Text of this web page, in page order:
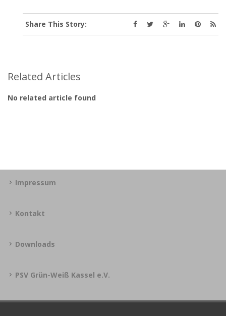
Share This Story:
Related Articles
No related article found
Impressum
Kontakt
Downloads
PSV Grün-Weiß Kassel e.V.